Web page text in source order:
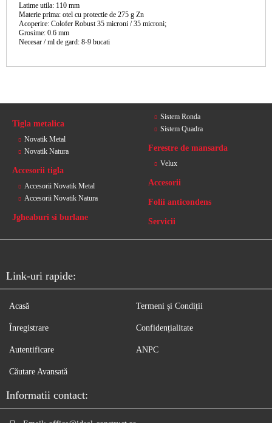
Latime utila: 110 mm
Materie prima: otel cu protectie de 275 g Zn
Acoperire: Colofer Robust 35 microni / 35 microni;
Grosime: 0.6 mm
Necesar / ml de gard: 8-9 bucati
Tigla metalica
Novatik Metal
Novatik Natura
Accesorii tigla
Accesorii Novatik Metal
Accesorii Novatik Natura
Jgheaburi si burlane
Sistem Ronda
Sistem Quadra
Ferestre de mansarda
Velux
Accesorii
Folii anticondens
Servicii
Link-uri rapide:
Acasă
Înregistrare
Autentificare
Căutare Avansată
Termeni și Condiții
Confidențialitate
ANPC
Informatii contact: